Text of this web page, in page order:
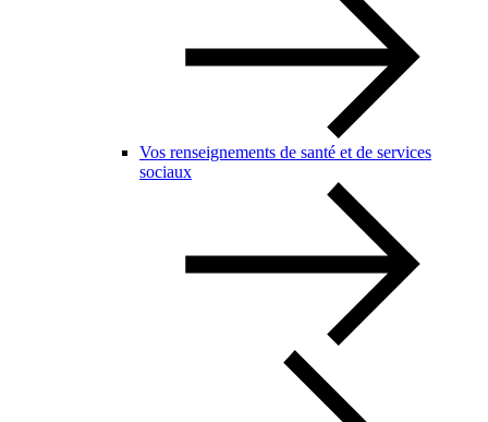
Vos renseignements de santé et de services
sociaux